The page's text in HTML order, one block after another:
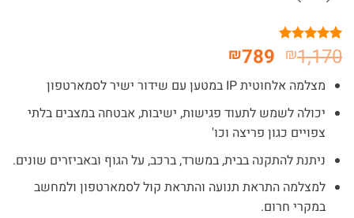
מדורג
5
מתוך 5
1
דירוגים של
₪1,170 המחיר
המקורי
היה:
₪1,170.
₪789
הנוכחי
הוא:
₪789.
מצלמה אלחוטיתIP במטען עם שידור ישיר לסמארטפון
יכולה לשמש לתעוד פגישות, ישיבות, אבטחה במצבים בלתי
צפויים כגון פריצה וכו'
ניתנת להתקנה בבית, במשרד, ברכב, על הגוף ובאביזרים שונים.
למצלמה התראת תנועה והתראת קול לסמארטפון ולמחשב
במקרי חרום.